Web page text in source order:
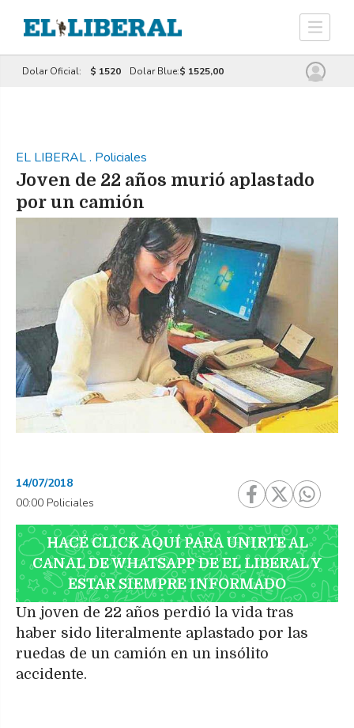
Dolar Oficial: $ 1520 Dolar Blue:$ 1525,00
EL LIBERAL. Policiales
Joven de 22 años murió aplastado
por un camión
14/07/2018
00:00 Policiales
HACÉ CLICK AQUÍ PARA UNIRTE AL
CANAL DE WHATSAPP DE EL LIBERAL Y
ESTAR SIEMPRE INFORMADO
Un joven de 22 años perdió la vida tras
haber sido literalmente aplastado por las
ruedas de un camión en un insólito
accidente.